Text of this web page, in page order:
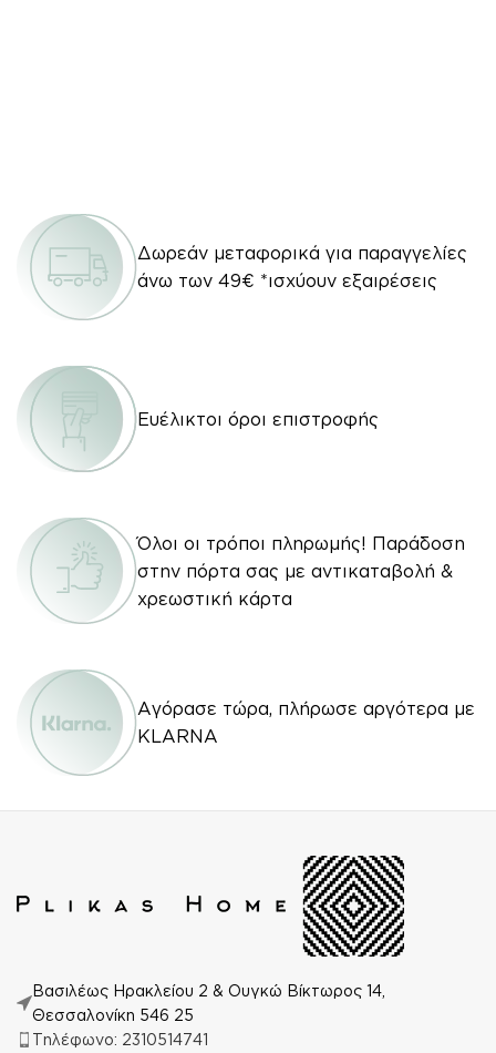
Δωρεάν μεταφορικά για παραγγελίες
άνω των 49€ *ισχύουν εξαιρέσεις
Ευέλικτοι όροι επιστροφής
Όλοι οι τρόποι πληρωμής! Παράδοση
στην πόρτα σας με αντικαταβολή &
χρεωστική κάρτα
Αγόρασε τώρα, πλήρωσε αργότερα με
KLARNA
Βασιλέως Ηρακλείου 2 & Ουγκώ Βίκτωρος 14,
Θεσσαλονίκη 546 25
Τηλέφωνο: 2310514741